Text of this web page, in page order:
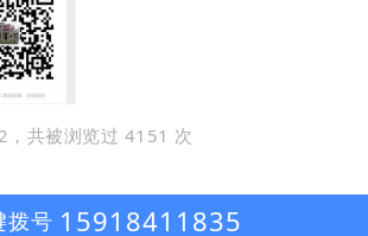
共被浏览过 4151 次
拨号 15918411835